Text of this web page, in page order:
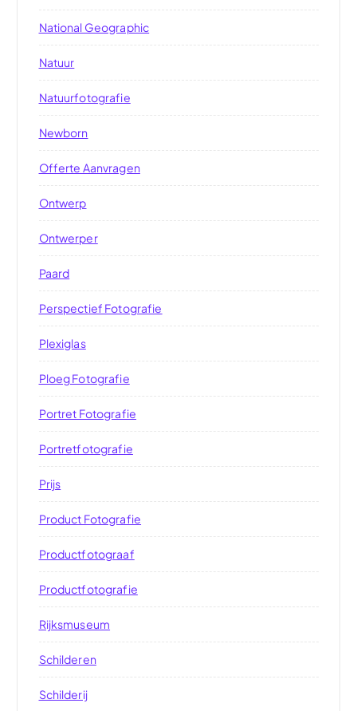
National Geographic
Natuur
Natuurfotografie
Newborn
Offerte Aanvragen
Ontwerp
Ontwerper
Paard
Perspectief Fotografie
Plexiglas
Ploeg Fotografie
Portret Fotografie
Portretfotografie
Prijs
Product Fotografie
Productfotograaf
Productfotografie
Rijksmuseum
Schilderen
Schilderij